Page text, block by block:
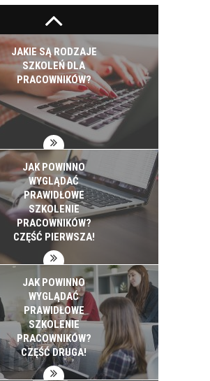
JAKIE SĄ RODZAJE
SZKOLEŃ DLA
PRACOWNIKÓW?
JAK POWINNO
WYGLĄDAĆ
PRAWIDŁOWE
SZKOLENIE
PRACOWNIKÓW?
CZĘŚĆ PIERWSZA!
JAK POWINNO
WYGLĄDAĆ
PRAWIDŁOWE
SZKOLENIE
PRACOWNIKÓW?
CZĘŚĆ DRUGA!